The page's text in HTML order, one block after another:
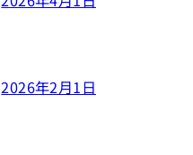
2026年2月1日